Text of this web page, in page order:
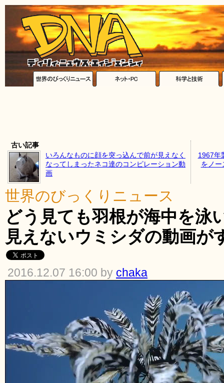
古い記事
いろんなものに顔を突っ込んで前が見えなく
なってしまったネコ達のコンピレーション動
画
1967年
をノ
世界のびっくりニュース
どう見ても羽根が海中を泳
見えないウミシダの動画が
2016.12.07 16:00 by chaka